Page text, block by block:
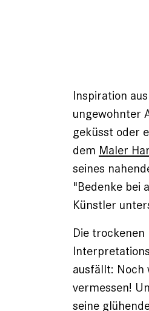
Inspiration
ungewohnter
geküsst oder
dem Maler
seines
"Bedenke bei
Künstler
Die
ausfällt: Noch
vermessen!
seine